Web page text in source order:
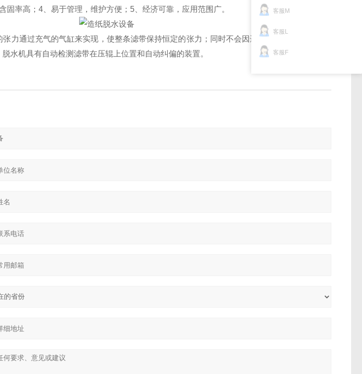
固率高；4、易于管理，维护方便；5、经济可靠，应用范围广。
张力通过充气的气缸来实现，使整条滤带保持恒定的张力；同时不会因进料量的变化而引起
水机具有自动检测滤带在压辊上位置和自动纠偏的装置。
客服M
客服L
客服F